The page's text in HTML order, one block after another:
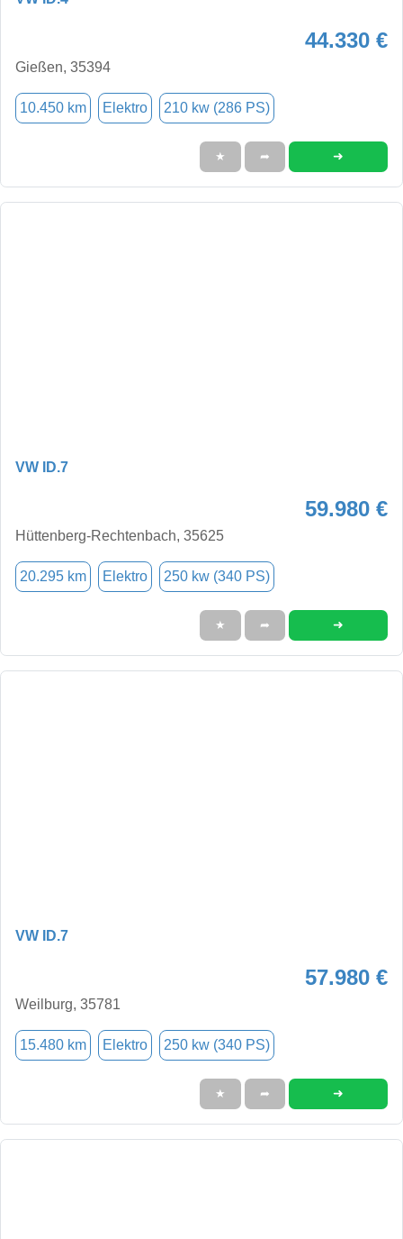
44.330 €
Gießen, 35394
10.450 km Elektro 210 kw (286 PS)
★ ➦ ➜
VW ID.7
59.980 €
Hüttenberg-Rechtenbach, 35625
20.295 km Elektro 250 kw (340 PS)
★ ➦ ➜
VW ID.7
57.980 €
Weilburg, 35781
15.480 km Elektro 250 kw (340 PS)
★ ➦ ➜